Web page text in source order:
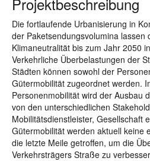
Die fortlaufende Urbanisierung in
der Paketsendungsvolumina lassen
Klimaneutralität bis zum Jahr 2050
Verkehrliche Überbelastungen der
Städten können sowohl der
Gütermobilität zugeordnet werden.
Personenmobilität wird der Ausbau
von den unterschiedlichen
Mobilitätsdienstleister, Gesellschaft
Gütermobilität werden aktuell keine
die letzte Meile getroffen, um die
Verkehrsträgers Straße zu